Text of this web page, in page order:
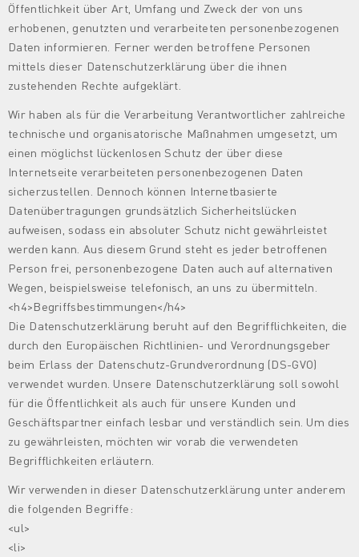
Öffentlichkeit über Art, Umfang und Zweck der von uns
erhobenen, genutzten und verarbeiteten personenbezogenen
Daten informieren. Ferner werden betroffene Personen
mittels dieser Datenschutzerklärung über die ihnen
zustehenden Rechte aufgeklärt.
Wir haben als für die Verarbeitung Verantwortlicher zahlreiche
technische und organisatorische Maßnahmen umgesetzt, um
einen möglichst lückenlosen Schutz der über diese
Internetseite verarbeiteten personenbezogenen Daten
sicherzustellen. Dennoch können Internetbasierte
Datenübertragungen grundsätzlich Sicherheitslücken
aufweisen, sodass ein absoluter Schutz nicht gewährleistet
werden kann. Aus diesem Grund steht es jeder betroffenen
Person frei, personenbezogene Daten auch auf alternativen
Wegen, beispielsweise telefonisch, an uns zu übermitteln.
<h4>Begriffsbestimmungen</h4>
Die Datenschutzerklärung beruht auf den Begrifflichkeiten, die
durch den Europäischen Richtlinien- und Verordnungsgeber
beim Erlass der Datenschutz-Grundverordnung (DS-GVO)
verwendet wurden. Unsere Datenschutzerklärung soll sowohl
für die Öffentlichkeit als auch für unsere Kunden und
Geschäftspartner einfach lesbar und verständlich sein. Um dies
zu gewährleisten, möchten wir vorab die verwendeten
Begrifflichkeiten erläutern.
Wir verwenden in dieser Datenschutzerklärung unter anderem
die folgenden Begriffe:
<ul>
<li>